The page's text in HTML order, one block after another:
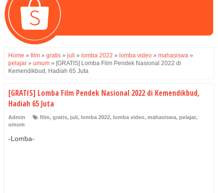
Home » film » gratis » juli » lomba 2022 » lomba video » mahasiswa »
pelajar » umum » [GRATIS] Lomba Film Pendek Nasional 2022 di
Kemendikbud, Hadiah 65 Juta
[GRATIS] Lomba Film Pendek Nasional 2022 di Kemendikbud,
Hadiah 65 Juta
Admin film, gratis, juli, lomba 2022, lomba video, mahasiswa, pelajar,
umum
-Lomba-